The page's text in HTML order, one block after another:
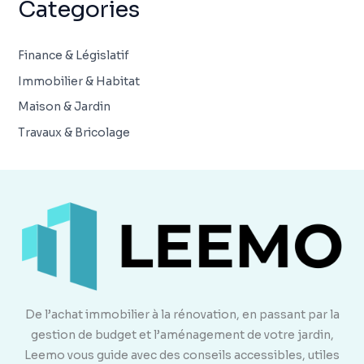
Categories
Finance & Législatif
Immobilier & Habitat
Maison & Jardin
Travaux & Bricolage
De l’achat immobilier à la rénovation, en passant par la
gestion de budget et l’aménagement de votre jardin,
Leemo vous guide avec des conseils accessibles, utiles